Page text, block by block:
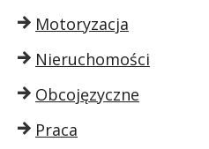
Motoryzacja
Nieruchomości
Obcojęzyczne
Praca